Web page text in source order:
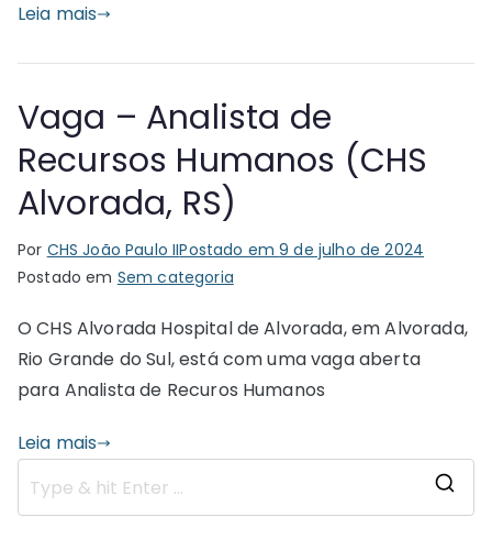
Leia mais
Vaga – Analista de
Recursos Humanos (CHS
Alvorada, RS)
Por CHS João Paulo IIPostado em9 de julho de 2024
Postado em Sem categoria
O CHS Alvorada Hospital de Alvorada, em Alvorada,
Rio Grande do Sul, está com uma vaga aberta
para Analista de Recuros Humanos
Leia mais